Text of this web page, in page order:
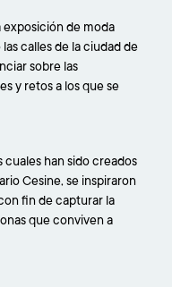
exposición de moda
calles de la ciudad de
sobre las
y retos a los que se
cuales han sido creados
Cesine, se inspiraron
fin de capturar la
que conviven a